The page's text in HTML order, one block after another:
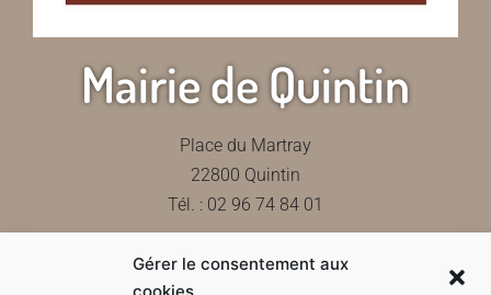
Gérer le consentement aux
Mairie de Quintin
Place du Martray
22800 Quintin
Tél. : 02 96 74 84 01
Contactez-nous